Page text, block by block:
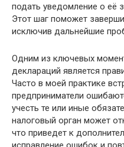
подать уведомление о её
Этот шаг поможет
исключив дальнейшие
Одним из ключевых
деклараций является
Часто в моей практике
предприниматели
учесть те или иные
налоговый орган может
что приведет к